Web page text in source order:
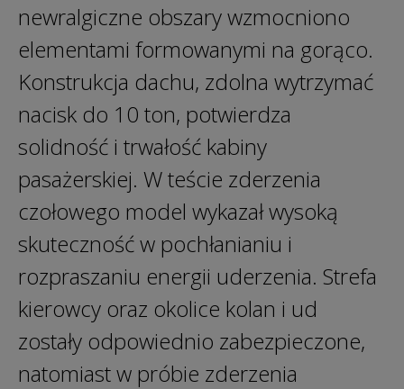
newralgiczne obszary wzmocniono
elementami formowanymi na gorąco.
Konstrukcja dachu, zdolna wytrzymać
nacisk do 10 ton, potwierdza
solidność i trwałość kabiny
pasażerskiej. W teście zderzenia
czołowego model wykazał wysoką
skuteczność w pochłanianiu i
rozpraszaniu energii uderzenia. Strefa
kierowcy oraz okolice kolan i ud
zostały odpowiednio zabezpieczone,
natomiast w próbie zderzenia